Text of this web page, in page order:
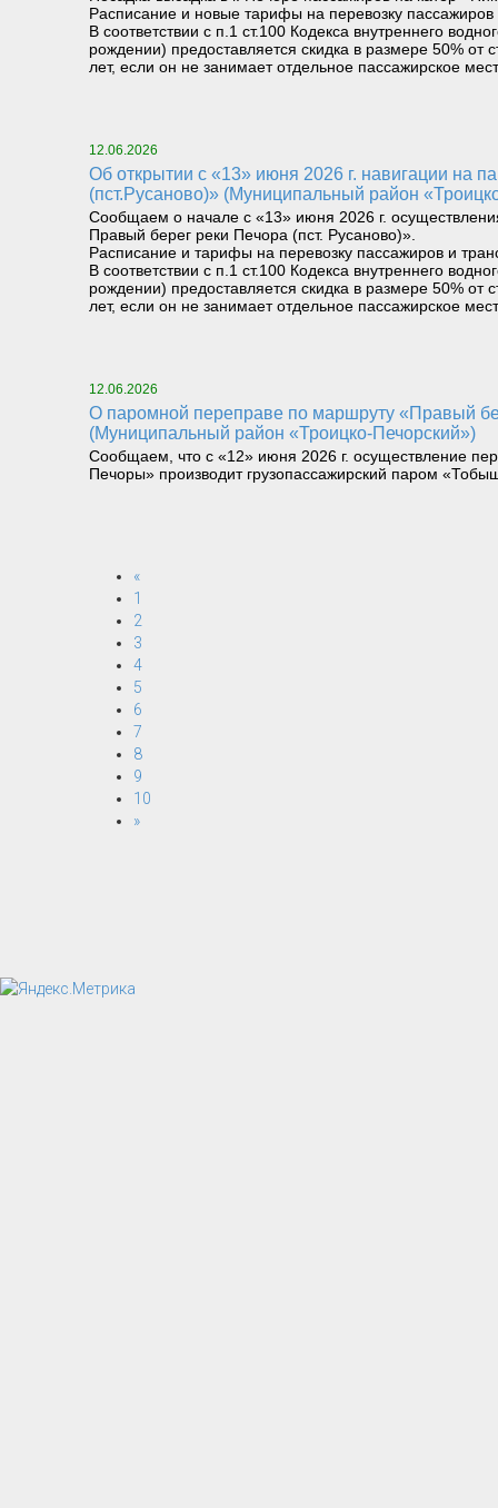
Расписание и новые тарифы на перевозку
В соответствии с п.1 ст.100 Кодекса внутреннего
рождении) предоставляется скидка в размере 50% от
лет, если он не занимает отдельное пассажирское
12.06.2026
Об открытии с «13» июня 2026 г. навигации на паромном маршруте «Левый берег реки Печора (Троицко-Печорск) – Правый берег реки Печора
(пст.Русаново)» (Муниципальный район
Сообщаем о начале с «13» июня 2026 г.
Правый берег реки Печора (пст. Русаново)».
Расписание и тарифы на перевозку пассажиров и
В соответствии с п.1 ст.100 Кодекса внутреннего
рождении) предоставляется скидка в размере 50% от
лет, если он не занимает отдельное пассажирское
12.06.2026
О паромной переправе по маршруту «Правый берег реки Илыч пст. Усть-Илыч – Левый берег реки Илыч пст. Палью – Левый берег Печоры»
(Муниципальный район «Троицко-Печорский»)
Сообщаем, что с «12» июня 2026 г. осуществление
Печоры» производит грузопассажирский паром
«
1
2
3
4
5
6
7
8
9
10
»